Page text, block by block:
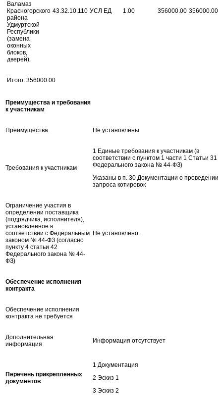
Валамаз
Красногорского
района
Удмуртской
Республики
(замена
оконных
блоков,
дверей).
43.32.10.110 УСЛ ЕД 1.00 356000.00 356000.00
Итого: 356000.00
Преимущества и требования
к участникам
Преимущества Не установлены
Требования к участникам
1 Единые требования к участникам (в
соответствии с пунктом 1 части 1 Статьи 31
Федерального закона № 44-ФЗ)
Указаны в п. 30 Документации о проведении
запроса котировок
Ограничение участия в
определении поставщика
(подрядчика, исполнителя),
установленное в
соответствии с Федеральным
законом № 44-ФЗ (согласно
пункту 4 статьи 42
Федерального закона № 44-
ФЗ)
Не установлено.
Обеспечение исполнения
контракта
Обеспечение исполнения
контракта не требуется
Дополнительная
информация
Информация отсутствует
Перечень прикрепленных
документов
1 Документация
2 Эскиз 1
3 Эскиз 2